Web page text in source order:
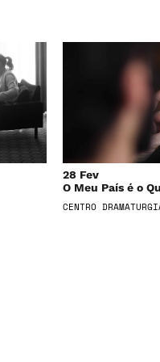
28 Fev
O Meu País é o
CENTRO